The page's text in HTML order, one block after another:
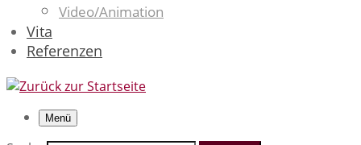
Video/Animation
Vita
Referenzen
Menü